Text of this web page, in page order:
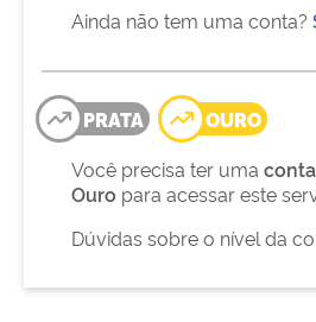
Ainda não tem uma conta?
PRATA
OURO
Você precisa ter uma
Ouro para acessar este
Dúvidas sobre o nível da